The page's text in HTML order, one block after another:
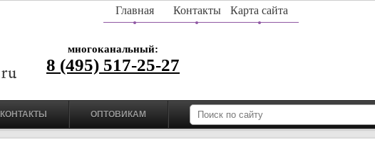
Главная Контакты Карта сайта
многоканальный:
8 (495) 517-25-27
КОНТАКТЫ ОПТОВИКАМ